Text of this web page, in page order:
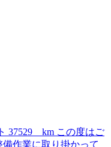
km この度はご
作業に取り掛かって